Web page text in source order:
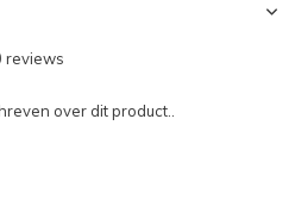
reviews
over dit product..